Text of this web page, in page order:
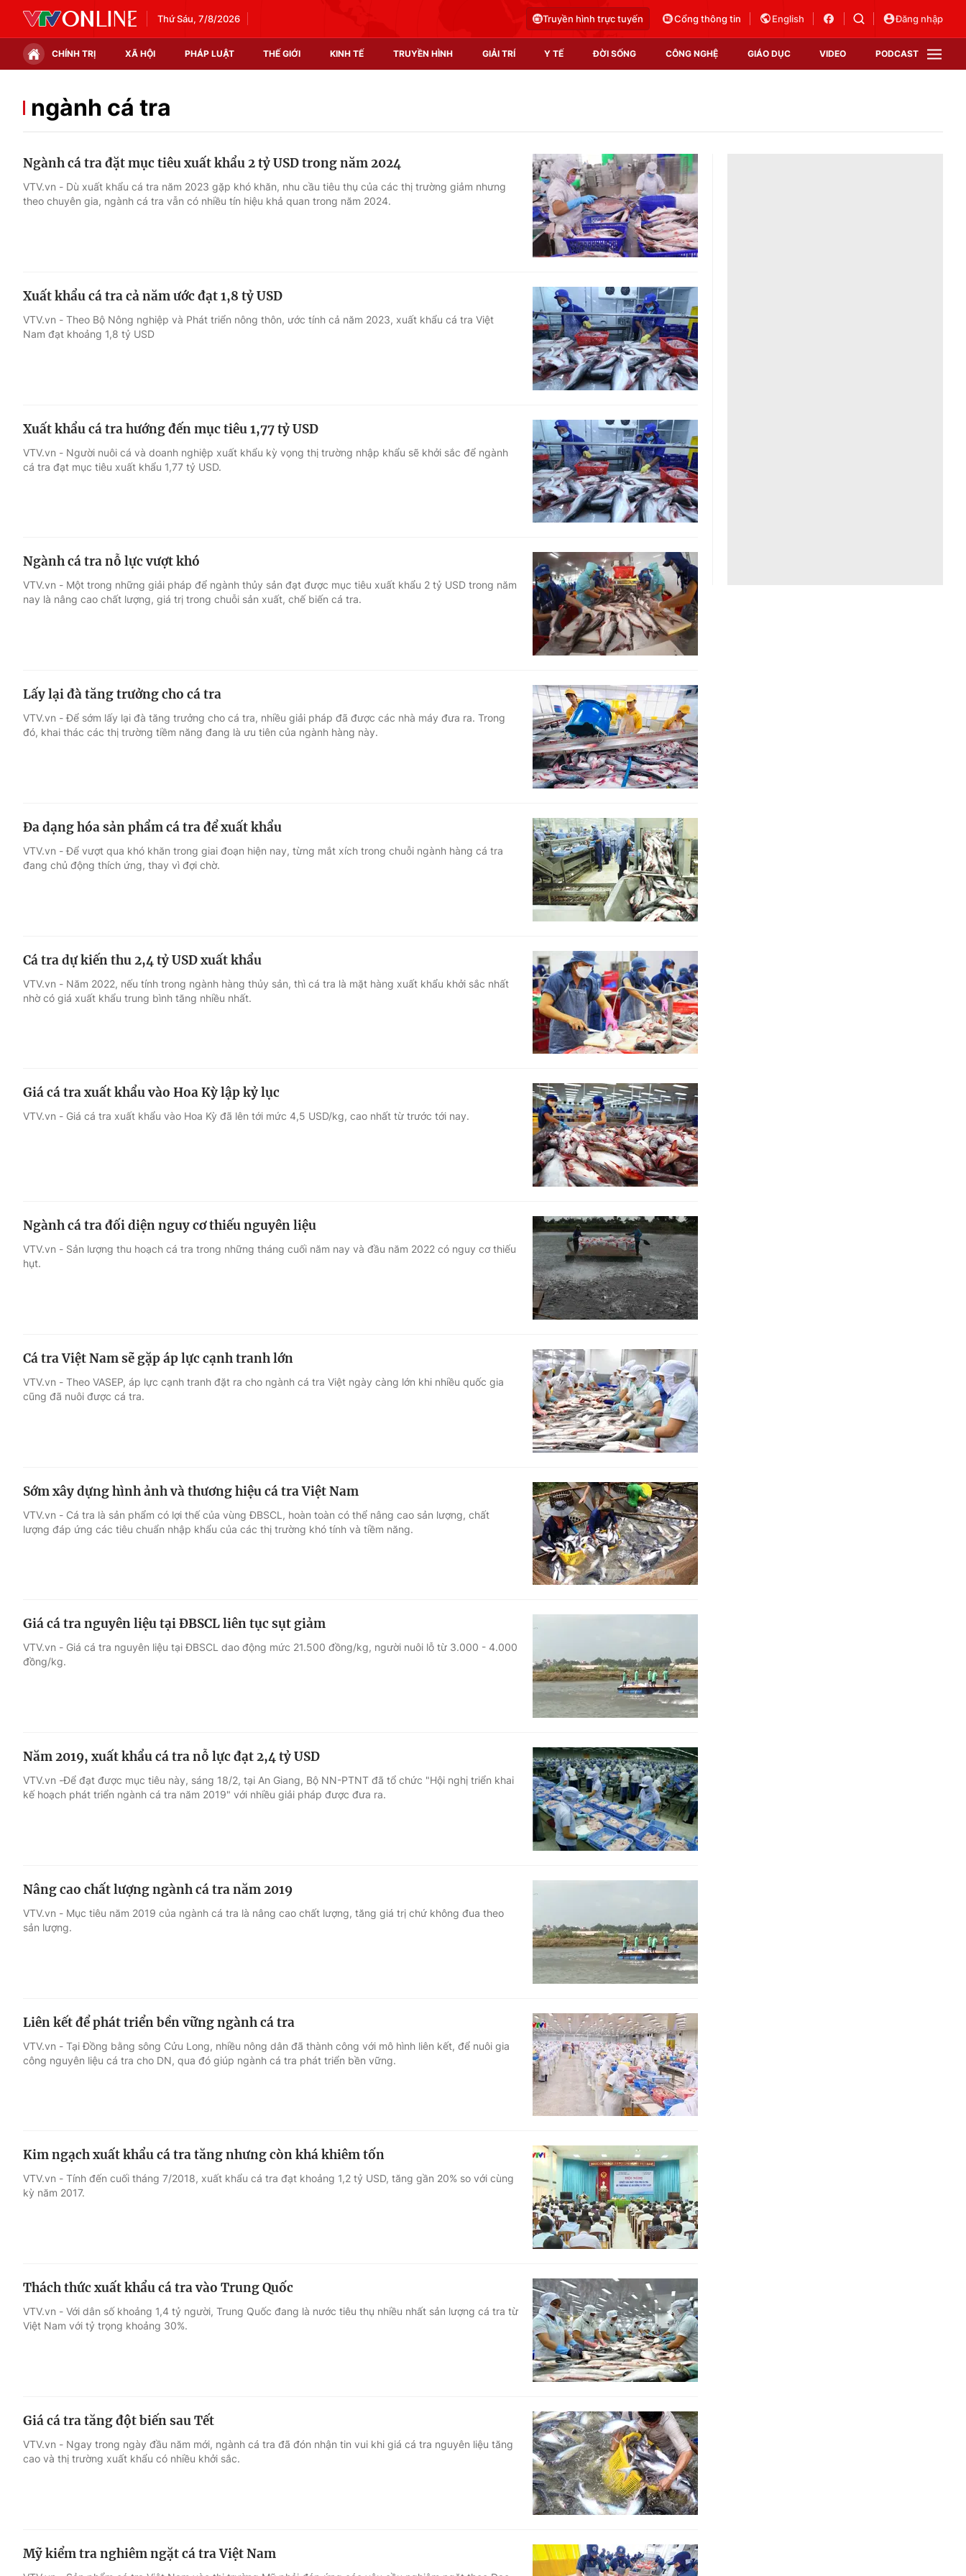
Thứ Sáu, 7/8/2026 Truyền hình trực tuyến Cổng thông tin English Đăng nhập
CHÍNH TRỊ XÃ HỘI PHÁP LUẬT THẾ GIỚI KINH TẾ TRUYỀN HÌNH GIẢI TRÍ Y TẾ ĐỜI SỐNG CÔNG NGHỆ GIÁO DỤC VIDEO PODCAST
Chính trị
Thế giới đó đây
Thị trường
Hậu trường
Video
Shorts video
Podcast
EMagazine
Photo
Infographic
Góc ảnh
Điện ảnh
Âm nhạc
Sao
Du lịch
Làm đẹp
Chất lượng cuộc sống
Học trực tuyến
Công nghệ
Hitech Công nghệ tương lai
Sản phẩm
Thị trường
Tư vấn
VTV Sức khoẻ
ngành cá tra
Ngành cá tra đặt mục tiêu xuất khẩu 2 tỷ USD trong năm 2024
VTV.vn - Dù xuất khẩu cá tra năm 2023 gặp khó khăn, nhu cầu tiêu thụ của các thị trường giảm nhưng
theo chuyên gia, ngành cá tra vẫn có nhiều tín hiệu khả quan trong năm 2024.
Xuất khẩu cá tra cả năm ước đạt 1,8 tỷ USD
VTV.vn - Theo Bộ Nông nghiệp và Phát triển nông thôn, ước tính cả năm 2023, xuất khẩu cá tra Việt
Nam đạt khoảng 1,8 tỷ USD
Xuất khẩu cá tra hướng đến mục tiêu 1,77 tỷ USD
VTV.vn - Người nuôi cá và doanh nghiệp xuất khẩu kỳ vọng thị trường nhập khẩu sẽ khởi sắc để ngành
cá tra đạt mục tiêu xuất khẩu 1,77 tỷ USD.
Ngành cá tra nỗ lực vượt khó
VTV.vn - Một trong những giải pháp để ngành thủy sản đạt được mục tiêu xuất khẩu 2 tỷ USD trong năm
nay là nâng cao chất lượng, giá trị trong chuỗi sản xuất, chế biến cá tra.
Lấy lại đà tăng trưởng cho cá tra
VTV.vn - Để sớm lấy lại đà tăng trưởng cho cá tra, nhiều giải pháp đã được các nhà máy đưa ra. Trong
đó, khai thác các thị trường tiềm năng đang là ưu tiên của ngành hàng này.
Đa dạng hóa sản phẩm cá tra để xuất khẩu
VTV.vn - Để vượt qua khó khăn trong giai đoạn hiện nay, từng mắt xích trong chuỗi ngành hàng cá tra
đang chủ động thích ứng, thay vì đợi chờ.
Cá tra dự kiến thu 2,4 tỷ USD xuất khẩu
VTV.vn - Năm 2022, nếu tính trong ngành hàng thủy sản, thì cá tra là mặt hàng xuất khẩu khởi sắc nhất
nhờ có giá xuất khẩu trung bình tăng nhiều nhất.
Giá cá tra xuất khẩu vào Hoa Kỳ lập kỷ lục
VTV.vn - Giá cá tra xuất khẩu vào Hoa Kỳ đã lên tới mức 4,5 USD/kg, cao nhất từ trước tới nay.
Ngành cá tra đối diện nguy cơ thiếu nguyên liệu
VTV.vn - Sản lượng thu hoạch cá tra trong những tháng cuối năm nay và đầu năm 2022 có nguy cơ thiếu
hụt.
Cá tra Việt Nam sẽ gặp áp lực cạnh tranh lớn
VTV.vn - Theo VASEP, áp lực cạnh tranh đặt ra cho ngành cá tra Việt ngày càng lớn khi nhiều quốc gia
cũng đã nuôi được cá tra.
Sớm xây dựng hình ảnh và thương hiệu cá tra Việt Nam
VTV.vn - Cá tra là sản phẩm có lợi thế của vùng ĐBSCL, hoàn toàn có thể nâng cao sản lượng, chất
lượng đáp ứng các tiêu chuẩn nhập khẩu của các thị trường khó tính và tiềm năng.
Giá cá tra nguyên liệu tại ĐBSCL liên tục sụt giảm
VTV.vn - Giá cá tra nguyên liệu tại ĐBSCL dao động mức 21.500 đồng/kg, người nuôi lỗ từ 3.000 - 4.000
đồng/kg.
Năm 2019, xuất khẩu cá tra nỗ lực đạt 2,4 tỷ USD
VTV.vn -Để đạt được mục tiêu này, sáng 18/2, tại An Giang, Bộ NN-PTNT đã tổ chức "Hội nghị triển khai
kế hoạch phát triển ngành cá tra năm 2019" với nhiều giải pháp được đưa ra.
Nâng cao chất lượng ngành cá tra năm 2019
VTV.vn - Mục tiêu năm 2019 của ngành cá tra là nâng cao chất lượng, tăng giá trị chứ không đua theo
sản lượng.
Liên kết để phát triển bền vững ngành cá tra
VTV.vn - Tại Đồng bằng sông Cửu Long, nhiều nông dân đã thành công với mô hình liên kết, để nuôi gia
công nguyên liệu cá tra cho DN, qua đó giúp ngành cá tra phát triển bền vững.
Kim ngạch xuất khẩu cá tra tăng nhưng còn khá khiêm tốn
VTV.vn - Tính đến cuối tháng 7/2018, xuất khẩu cá tra đạt khoảng 1,2 tỷ USD, tăng gần 20% so với cùng
kỳ năm 2017.
Thách thức xuất khẩu cá tra vào Trung Quốc
VTV.vn - Với dân số khoảng 1,4 tỷ người, Trung Quốc đang là nước tiêu thụ nhiều nhất sản lượng cá tra từ
Việt Nam với tỷ trọng khoảng 30%.
Giá cá tra tăng đột biến sau Tết
VTV.vn - Ngay trong ngày đầu năm mới, ngành cá tra đã đón nhận tin vui khi giá cá tra nguyên liệu tăng
cao và thị trường xuất khẩu có nhiều khởi sắc.
Mỹ kiểm tra nghiêm ngặt cá tra Việt Nam